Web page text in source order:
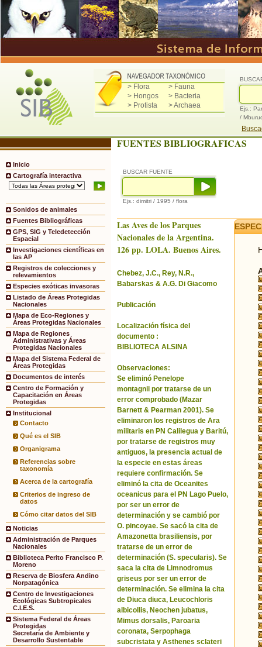
> Flora
> Fauna
> Hongos
> Bacteria
> Protista
> Archaea
Ejs.:
/
Inicio
Cartografía interactiva
Sonidos de animales
Fuentes Bibliográficas
GPS, SIG y Teledetección
Espacial
Investigaciones científicas en
las AP
Registros de colecciones y
relevamientos
Especies exóticas invasoras
Listado de Áreas Protegidas
Nacionales
Mapa de Eco-Regiones y
Áreas Protegidas Nacionales
Mapa de Regiones
Administrativas y Áreas
Protegidas Nacionales
Mapa del Sistema Federal de
Áreas Protegidas
Documentos de interés
Centro de Formación y
Capacitación en Áreas
Protegidas
Institucional
Contacto
Qué es el SIB
Organigrama
Referencias sobre
taxonomía
Acerca de la cartografía
Criterios de ingreso de
datos
Cómo citar datos del SIB
Noticias
Administración de Parques
Nacionales
Biblioteca Perito Francisco P.
Moreno
Reserva de Biosfera Andino
Norpatagónica
Centro de Investigaciones
Ecológicas Subtropicales
C.I.E.S.
Sistema Federal de Áreas
Protegidas
Secretaría de Ambiente y
Desarrollo Sustentable
FUENTES BIBLIOGRAFICAS
BUSCAR FUENTE
Ejs.: dimitri / 1995 / flora
Las Aves de los Parques
Nacionales de la Argentina.
126 pp. LOLA. Buenos Aires.
Chebez, J.C., Rey, N.R.,
Babarskas & A.G. Di Giacomo
Publicación
Localización física del
documento :
BIBLIOTECA ALSINA
Observaciones:
Se eliminó Penelope
montagnii por tratarse de un
error comprobado (Mazar
Barnett & Pearman 2001). Se
eliminaron los registros de Ara
militaris en PN Calilegua y Baritú,
por tratarse de registros muy
antiguos, la presencia actual de
la especie en estas áreas
requiere confirmación. Se
eliminó la cita de Oceanites
oceanicus para el PN Lago Puelo,
por ser un error de
determinación y se cambió por
O. pincoyae. Se sacó la cita de
Amazonetta brasiliensis, por
tratarse de un error de
determinación (S. specularis). Se
saca la cita de Limnodromus
griseus por ser un error de
determinación. Se elimina la cita
de Diuca diuca, Leucochloris
albicollis, Neochen jubatus,
Mimus dorsalis, Paroaria
coronata, Serpophaga
subcristata y Asthenes sclateri